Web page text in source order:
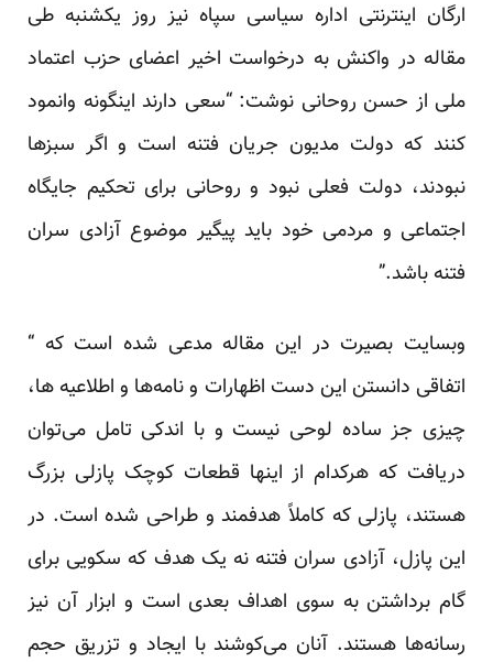
ارگان اینترنتی اداره سیاسی سپاه نیز روز یکشنبه طی
مقاله در واکنش به درخواست اخیر اعضای حزب اعتماد
ملی از حسن روحانی نوشت: “سعی دارند اینگونه وانمود
کنند که دولت مدیون جریان فتنه است و اگر سبزها
نبودند، دولت فعلی نبود و روحانی برای تحکیم جایگاه
اجتماعی و مردمی خود باید پیگیر موضوع آزادی سران
فتنه باشد.”
وبسایت بصیرت در این مقاله مدعی شده است که “
اتفاقی دانستن این دست اظهارات و نامه‌ها و اطلاعیه ها،
چیزی جز ساده لوحی نیست و با اندکی تامل می‌توان
دریافت که هرکدام از اینها قطعات کوچک پازلی بزرگ
هستند، پازلی که کاملاً هدفمند و طراحی شده است. در
این پازل، آزادی سران فتنه نه یک هدف که سکویی برای
گام برداشتن به سوی اهداف بعدی است و ابزار آن نیز
رسانه‌ها هستند. آنان می‌کوشند با ایجاد و تزریق حجم